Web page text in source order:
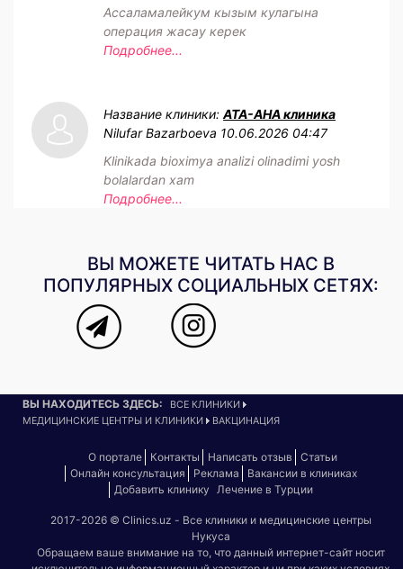
Ассаламалейкум кызым кулагына
операция жасау керек
Подробнее...
Название клиники: АТА-АНА клиника
Nilufar Bazarboeva 10.06.2026 04:47
Klinikada bioximya analizi olinadimi yosh
bolalardan xam
Подробнее...
ВЫ МОЖЕТЕ ЧИТАТЬ НАС В
ПОПУЛЯРНЫХ СОЦИАЛЬНЫХ СЕТЯХ:
ВЫ НАХОДИТЕСЬ ЗДЕСЬ:
ВСЕ КЛИНИКИ
МЕДИЦИНСКИЕ ЦЕНТРЫ И КЛИНИКИ
ВАКЦИНАЦИЯ
О портале Контакты Написать отзыв
Статьи
Онлайн консультация
Реклама
Вакансии в клиниках
Добавить клинику
Лечение в Турции
2017-2026 © Clinics.uz - Все клиники и медицинские центры
Нукуса
Обращаем ваше внимание на то, что данный интернет-сайт носит